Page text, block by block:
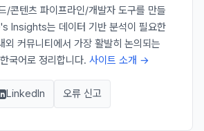
/콘텐츠 파이프라인/개발자 도구를 만들
Insights는 데이터 기반 분석이 필요한
외 커뮤니티에서 가장 활발히 논의되는
국어로 정리합니다. 사이트 소개 →
LinkedIn 오류 신고